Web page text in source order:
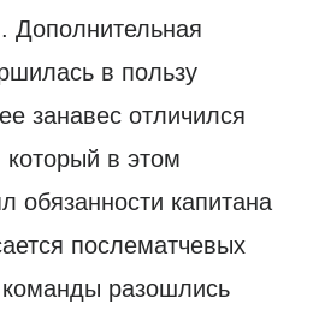
Дополнительная
в пользу
занавес отличился
в этом
обязанности капитана
послематчевых
команды разошлись